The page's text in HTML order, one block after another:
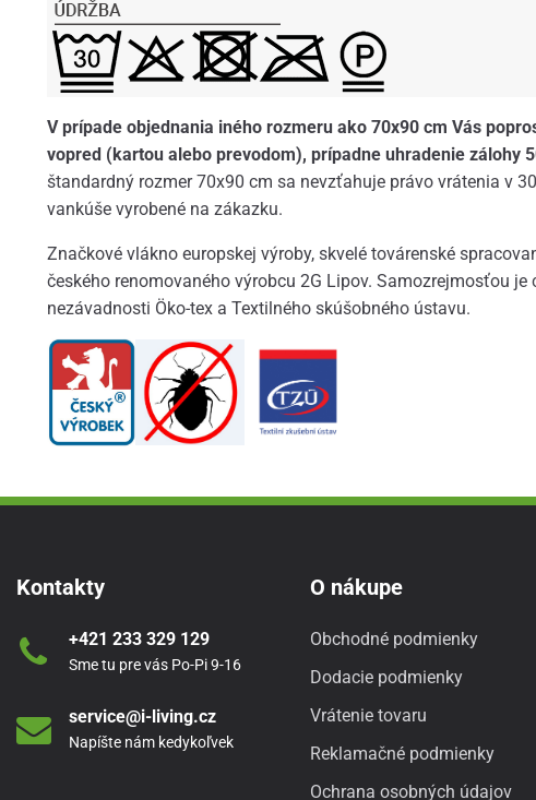
V prípade objednania iného rozmeru ako 70x90 cm Vás
vopred (kartou alebo prevodom), prípadne uhradenie zálohy
štandardný rozmer 70x90 cm sa nevzťahuje právo vrátenia v
vankúše vyrobené na zákazku.
Značkové vlákno europskej výroby, skvelé továrenské
českého renomovaného výrobcu 2G Lipov. Samozrejmosťou je
nezávadnosti Öko-tex a Textilného skúšobného ústavu.
Kontakty
+421 233 329 129
Sme tu pre vás Po-Pi 9-16
service@i-living.cz
Napíšte nám kedykoľvek
O nákupe
Obchodné podmienky
Dodacie podmienky
Vrátenie tovaru
Reklamačné podmienky
Ochrana osobných údajov